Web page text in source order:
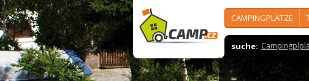
CAMPINGPLÄTZE
suche: